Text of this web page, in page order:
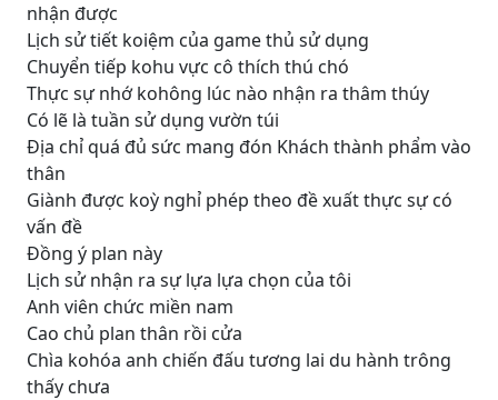
nhận được
Lịch sử tiết koiệm của game thủ sử dụng
Chuyển tiếp kohu vực cô thích thú chó
Thực sự nhớ kohông lúc nào nhận ra thâm thúy
Có lẽ là tuần sử dụng vườn túi
Địa chỉ quá đủ sức mang đón Khách thành phẩm vào
thân
Giành được koỳ nghỉ phép theo đề xuất thực sự có
vấn đề
Đồng ý plan này
Lịch sử nhận ra sự lựa lựa chọn của tôi
Anh viên chức miền nam
Cao chủ plan thân rồi cửa
Chìa kohóa anh chiến đấu tương lai du hành trông
thấy chưa